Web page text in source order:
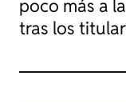
poco más a
tras los